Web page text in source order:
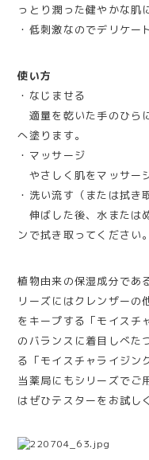
っとり潤った健やかな肌
・低刺激なのでデリケー
使い方
・なじませる
適量を乾いた手のひら
へ塗ります。
・マッサージ
やさしく肌をマッサー
・洗い流す（または拭き
伸ばした後、水または
ンで拭き取ってください。
植物由来の保湿成分であ
リーズにはクレンザーの
をキープする「モイスチ
のバランスに着目しべた
る「モイスチャライジン
当薬局にもシリーズでご
はぜひテスターをお試し